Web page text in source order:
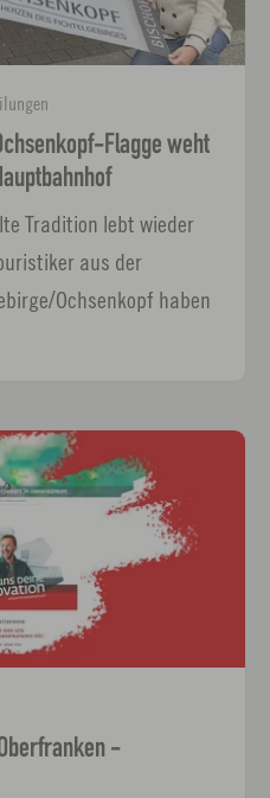
Flagge weht
Tradition lebt wieder
aus der
Ochsenkopf haben
-